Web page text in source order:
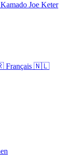
Kamado Joe Keter
Français 🇳🇱